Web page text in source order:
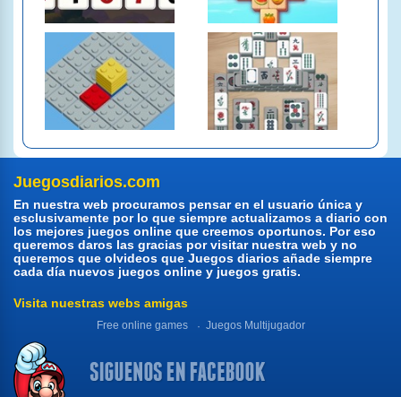
Juegosdiarios.com
En nuestra web procuramos pensar en el usuario única y
esclusivamente por lo que siempre actualizamos a diario con
los mejores juegos online que creemos oportunos. Por eso
queremos daros las gracias por visitar nuestra web y no
queremos que olvideos que Juegos diarios añade siempre
cada día nuevos juegos online y juegos gratis.
Visita nuestras webs amigas
Free online games Juegos Multijugador